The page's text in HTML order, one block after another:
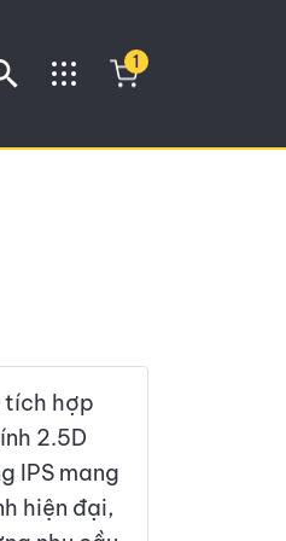
1
tích hợp
2.5D
IPS mang
hiện đại,